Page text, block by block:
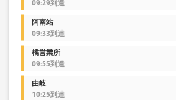
09:29到達
阿南站
09:33到達
橘営業所
09:55到達
由岐
10:25到達